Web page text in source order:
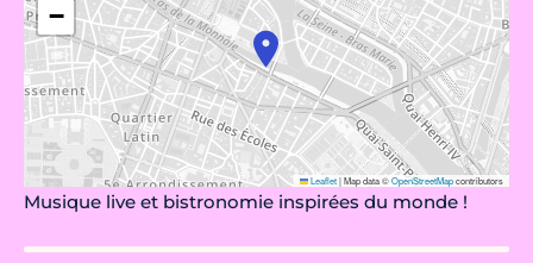
−
Leaflet|Map data ©OpenStreetMapcontributors
Musique live et bistronomie inspirées du monde !